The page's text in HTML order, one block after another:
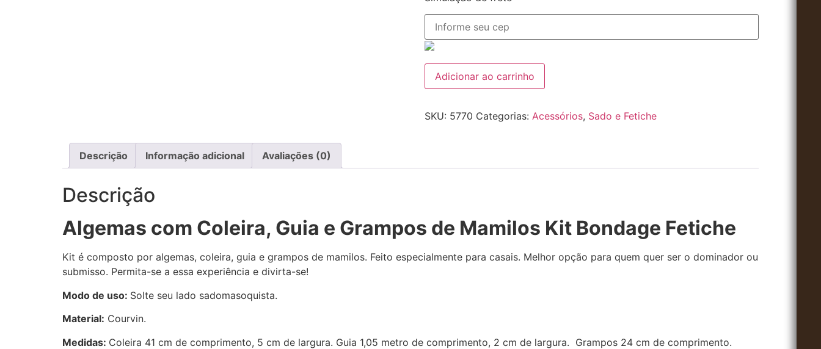
Adicionar ao carrinho
SKU: 5770 Categorias: Acessórios, Sado e Fetiche
Descrição Informação adicional Avaliações (0)
Descrição
Algemas com Coleira, Guia e Grampos de Mamilos Kit Bondage Fetiche
Kit é composto por algemas, coleira, guia e grampos de mamilos. Feito especialmente para casais. Melhor opção para quem quer ser o dominador ou
submisso. Permita-se a essa experiência e divirta-se!
Modo de uso: Solte seu lado sadomasoquista.
Material: Courvin.
Medidas: Coleira 41 cm de comprimento, 5 cm de largura. Guia 1,05 metro de comprimento, 2 cm de largura. Grampos 24 cm de comprimento.